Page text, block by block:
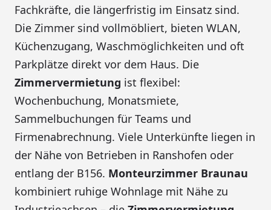
Fachkräfte, die längerfristig im Einsatz sind.
Die Zimmer sind vollmöbliert, bieten WLAN,
Küchenzugang, Waschmöglichkeiten und oft
Parkplätze direkt vor dem Haus. Die
Zimmervermietung ist flexibel:
Wochenbuchung, Monatsmiete,
Sammelbuchungen für Teams und
Firmenabrechnung. Viele Unterkünfte liegen in
der Nähe von Betrieben in Ranshofen oder
entlang der B156. Monteurzimmer Braunau
kombiniert ruhige Wohnlage mit Nähe zu